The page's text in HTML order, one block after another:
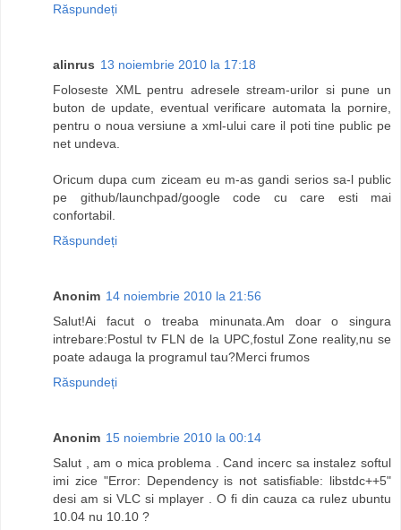
Răspundeți
alinrus 13 noiembrie 2010 la 17:18
Foloseste XML pentru adresele stream-urilor si pune un
buton de update, eventual verificare automata la pornire,
pentru o noua versiune a xml-ului care il poti tine public pe
net undeva.
Oricum dupa cum ziceam eu m-as gandi serios sa-l public
pe github/launchpad/google code cu care esti mai
confortabil.
Răspundeți
Anonim 14 noiembrie 2010 la 21:56
Salut!Ai facut o treaba minunata.Am doar o singura
intrebare:Postul tv FLN de la UPC,fostul Zone reality,nu se
poate adauga la programul tau?Merci frumos
Răspundeți
Anonim 15 noiembrie 2010 la 00:14
Salut , am o mica problema . Cand incerc sa instalez softul
imi zice "Error: Dependency is not satisfiable: libstdc++5"
desi am si VLC si mplayer . O fi din cauza ca rulez ubuntu
10.04 nu 10.10 ?